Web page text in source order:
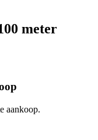
meter
aankoop.